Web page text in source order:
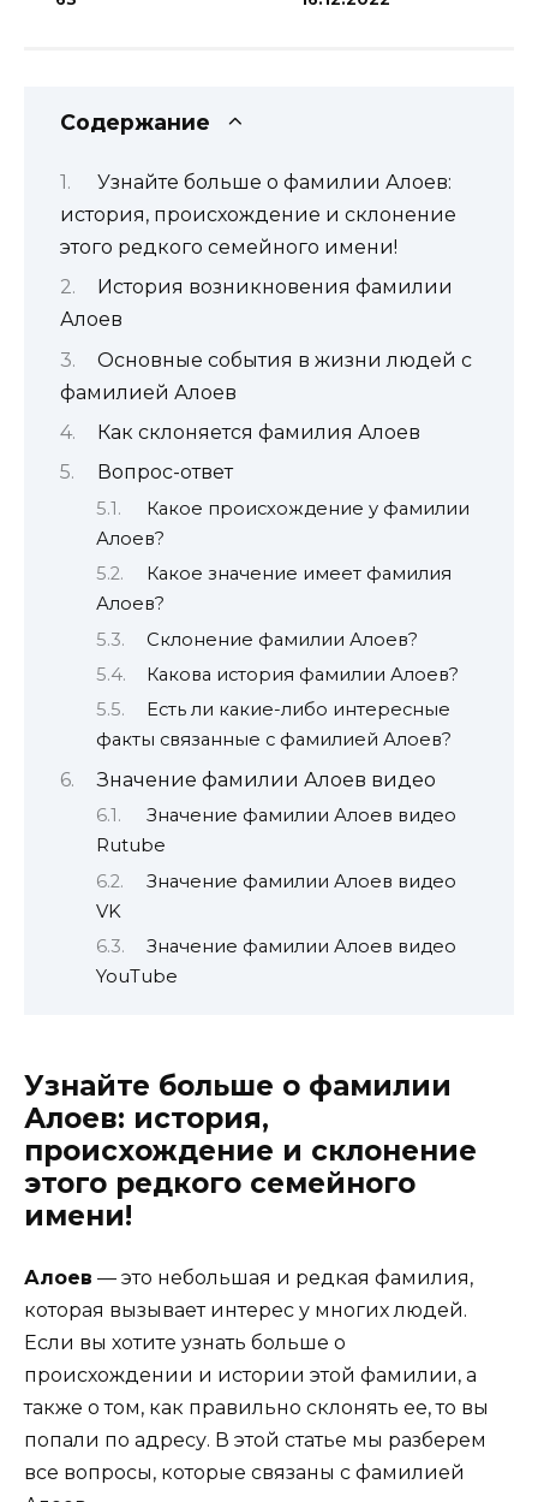
Содержание
Узнайте больше о фамилии Алоев:
история, происхождение и склонение
этого редкого семейного имени!
История возникновения фамилии
Алоев
Основные события в жизни людей с
фамилией Алоев
Как склоняется фамилия Алоев
Вопрос-ответ
Какое происхождение у фамилии
Алоев?
Какое значение имеет фамилия
Алоев?
Склонение фамилии Алоев?
Какова история фамилии Алоев?
Есть ли какие-либо интересные
факты связанные с фамилией Алоев?
Значение фамилии Алоев видео
Значение фамилии Алоев видео
Rutube
Значение фамилии Алоев видео
VK
Значение фамилии Алоев видео
YouTube
Узнайте больше о фамилии
Алоев: история,
происхождение и склонение
этого редкого семейного
имени!
Алоев — это небольшая и редкая фамилия,
которая вызывает интерес у многих людей.
Если вы хотите узнать больше о
происхождении и истории этой фамилии, а
также о том, как правильно склонять ее, то вы
попали по адресу. В этой статье мы разберем
все вопросы, которые связаны с фамилией